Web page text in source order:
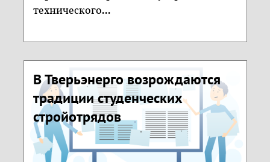
технического...
В Тверьэнерго возрождаются
традиции студенческих
стройотрядов